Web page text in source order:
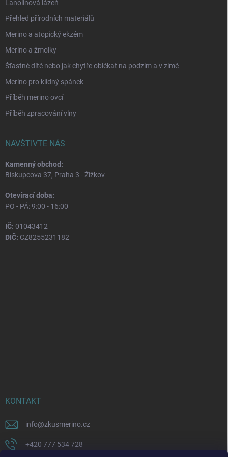
Lanolinová lázeň
Přehled přírodních materiálů
Merino a atopický ekzém
Merino a žmolky
Šťastné dítě nebo jak chytře oblékat na podzim a v zimě
Merino pro klidný spánek
Příběh merino ovcí
Příběh zpracování vlny
NAVŠTIVTE NÁS
Kamenný obchod:
Biskupcova 37, Praha 3 - Žižkov
Otevírací doba:
PO - PÁ: 9:00 - 16:00
IČ: 01043412
DIČ: CZ8255231182
KONTAKT
info@zkusmerino.cz
+420 777 534 728